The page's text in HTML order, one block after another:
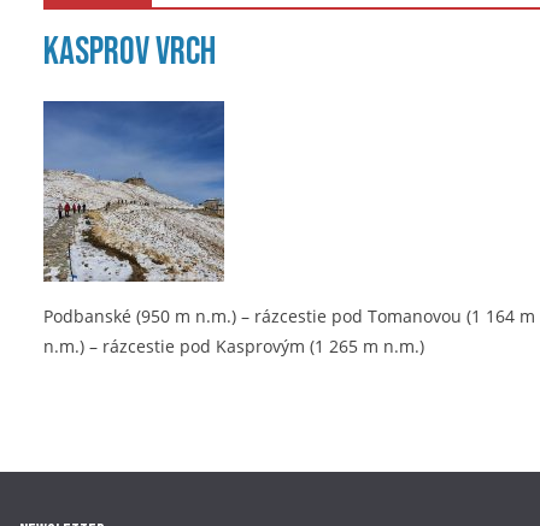
Kasprov vrch
Podbanské (950 m n.m.) – rázcestie pod Tomanovou (1 164 m
n.m.) – rázcestie pod Kasprovým (1 265 m n.m.)